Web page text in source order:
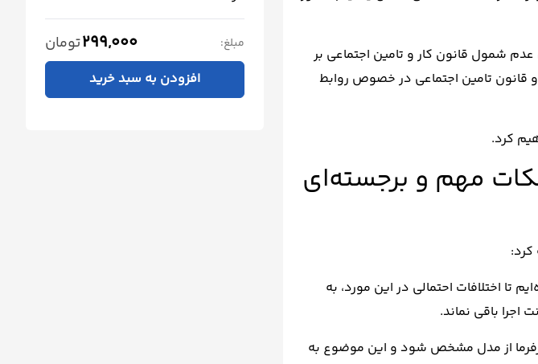
شمول قانون کار و تامین اجتماعی بر
قانون تامین اجتماعی در خصوص روابط
کرد.
مهم و برجسته‌ای
کرد:
تا اختلافات احتمالی در این مورد، به
باقی نماند.
از مدل مشخص شود و این موضوع به
مبلغ: 299,000تومان
افزودن به سبد خرید